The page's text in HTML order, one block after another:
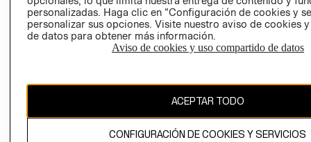
El contenido de esta página web está protegido por copyright y es
personalizadas. Haga clic en “Configuración de cookies y
personalizar sus opciones. Visite nuestro aviso de cookies
de datos para obtener más información.
Aviso de cookies y uso compartido de datos
ACEPTAR TODO
CONFIGURACIÓN DE COOKIES Y SERVICIOS